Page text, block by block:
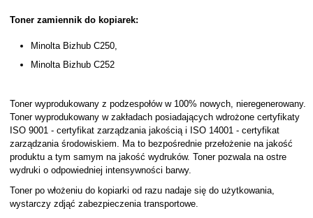
Toner zamiennik do kopiarek:
Minolta Bizhub C250,
Minolta Bizhub C252
Toner wyprodukowany z podzespołów w 100% nowych, nieregenerowany.
Toner wyprodukowany w zakładach posiadających wdrożone certyfikaty
ISO 9001 - certyfikat zarządzania jakością i ISO 14001 - certyfikat
zarządzania środowiskiem. Ma to bezpośrednie przełożenie na jakość
produktu a tym samym na jakość wydruków. Toner pozwala na ostre
wydruki o odpowiedniej intensywności barwy.
Toner po włożeniu do kopiarki od razu nadaje się do użytkowania,
wystarczy zdjąć zabezpieczenia transportowe.